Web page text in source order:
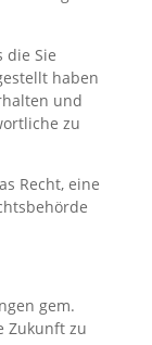
die Sie
haben
und
zu
Recht, eine
gem.
Zukunft zu